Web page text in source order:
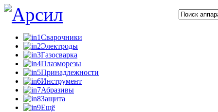
Сварочники
Электроды
Газосварка
Плазморезы
Принадлежности
Инструмент
Абразивы
Защита
Ещё